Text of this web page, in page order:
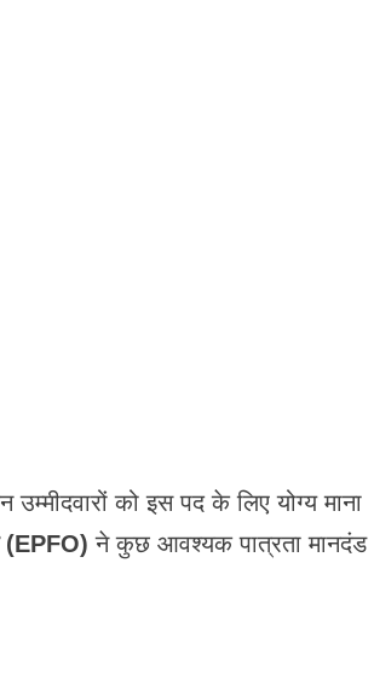
को इस पद के लिए योग्य माना
(EPFO) ने कुछ आवश्यक पात्रता मानदंड